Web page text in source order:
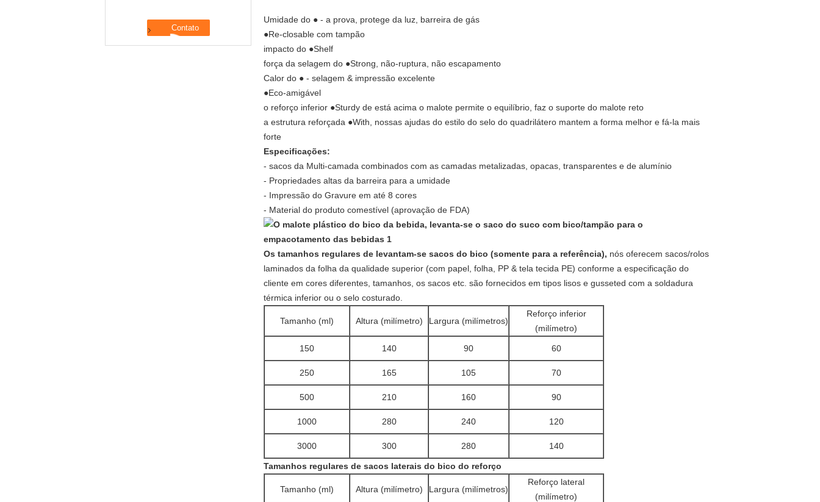
Umidade do ● - a prova, protege da luz, barreira de gás
●Re-closable com tampão
impacto do ●Shelf
força da selagem do ●Strong, não-ruptura, não escapamento
Calor do ● - selagem & impressão excelente
●Eco-amigável
o reforço inferior ●Sturdy de está acima o malote permite o equilíbrio, faz o suporte do malote reto
a estrutura reforçada ●With, nossas ajudas do estilo do selo do quadrilátero mantem a forma melhor e fá-la mais
forte
Especificações:
- sacos da Multi-camada combinados com as camadas metalizadas, opacas, transparentes e de alumínio
- Propriedades altas da barreira para a umidade
- Impressão do Gravure em até 8 cores
- Material do produto comestível (aprovação de FDA)
Os tamanhos regulares de levantam-se sacos do bico (somente para a referência), nós oferecem sacos/rolos
laminados da folha da qualidade superior (com papel, folha, PP & tela tecida PE) conforme a especificação do
cliente em cores diferentes, tamanhos, os sacos etc. são fornecidos em tipos lisos e gusseted com a soldadura
térmica inferior ou o selo costurado.
Tamanho (ml) Altura (milímetro) Largura (milímetros)
Reforço inferior
(milímetro)
150 140 90 60
250 165 105 70
500 210 160 90
1000 280 240 120
3000 300 280 140
Tamanhos regulares de sacos laterais do bico do reforço
Tamanho (ml) Altura (milímetro) Largura (milímetros)
Reforço lateral
(milímetro)